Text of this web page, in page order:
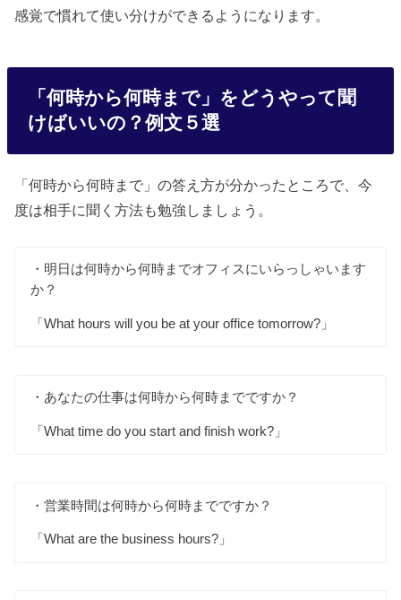
感覚で慣れて使い分けができるようになります。
「何時から何時まで」をどうやって聞
けばいいの？例文５選
「何時から何時まで」の答え方が分かったところで、今
度は相手に聞く方法も勉強しましょう。
・明日は何時から何時までオフィスにいらっしゃいます
か？
「What hours will you be at your office tomorrow?」
・あなたの仕事は何時から何時までですか？
「What time do you start and finish work?」
・営業時間は何時から何時までですか？
「What are the business hours?」